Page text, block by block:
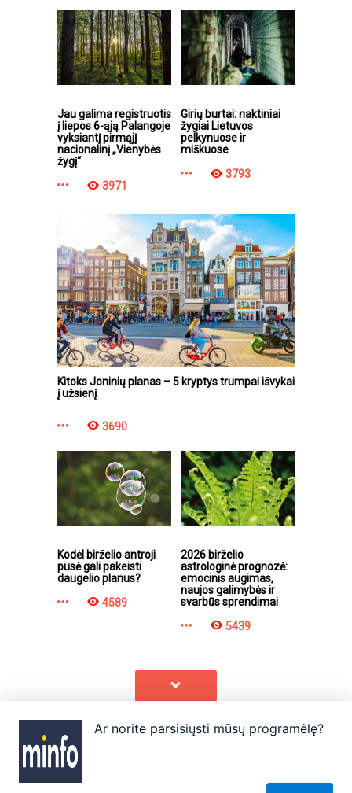
Jau galima registruotis
į liepos 6-ąją Palangoje
vyksiantį pirmąjį
nacionalinį „Vienybės
žygį“
3971
Girių burtai: naktiniai
žygiai Lietuvos
pelkynuose ir
miškuose
3793
Kitoks Joninių planas – 5 kryptys trumpai išvykai
į užsienį
3690
Kodėl birželio antroji
pusė gali pakeisti
daugelio planus?
4589
2026 birželio
astrologinė prognozė:
emocinis augimas,
naujos galimybės ir
svarbūs sprendimai
5439
Apie
Ar norite parsisiųsti mūsų programėlę?